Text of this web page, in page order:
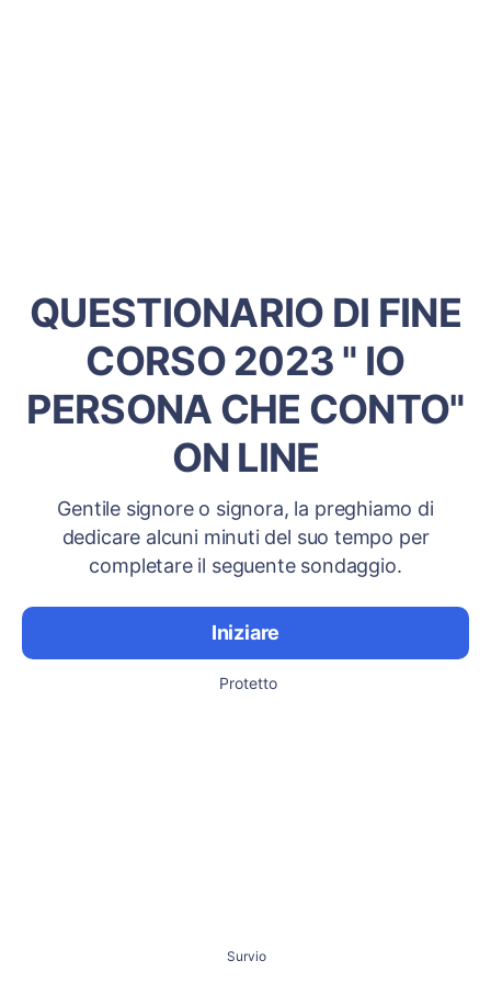
QUESTIONARIO DI FINE
CORSO 2023 " IO
PERSONA CHE CONTO"
ON LINE
Gentile signore o signora, la preghiamo di
dedicare alcuni minuti del suo tempo per
completare il seguente sondaggio.
Iniziare
Protetto
Survio